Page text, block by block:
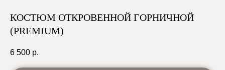
КОСТЮМ ОТКРОВЕННОЙ ГОРНИЧНОЙ
(PREMIUM)
6 500 р.